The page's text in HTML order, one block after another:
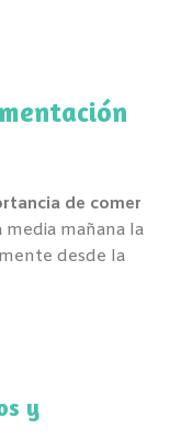
de comer
mañana la
desde la
y